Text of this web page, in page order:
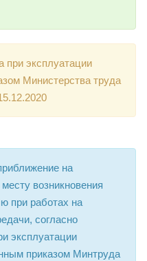
при эксплуатации
Министерства труда
на
возникновения
при работах на
согласно
эксплуатации
приказом Минтруда